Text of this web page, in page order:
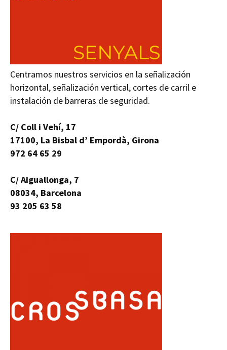
Centramos nuestros servicios en la señalización
horizontal, señalización vertical, cortes de carril e
instalación de barreras de seguridad.
C/ Coll i Vehí, 17
17100, La Bisbal d’ Empordà, Girona
972 64 65 29
C/ Aiguallonga, 7
08034, Barcelona
93 205 63 58